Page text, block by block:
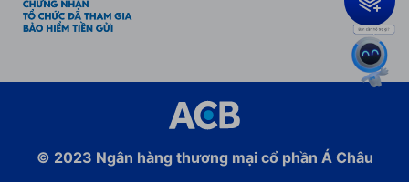
© 2023 Ngân hàng thương mại cổ phần Á Châu